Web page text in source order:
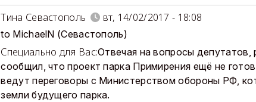
Тина Севастополь вт, 14/02/2017 - 18:08
to MichaelN (Севастополь)
Специально для Вас:Отвечая на вопросы
сообщил, что проект парка Примирения ещё не
ведут переговоры с Министерством обороны РФ,
земли будущего парка.